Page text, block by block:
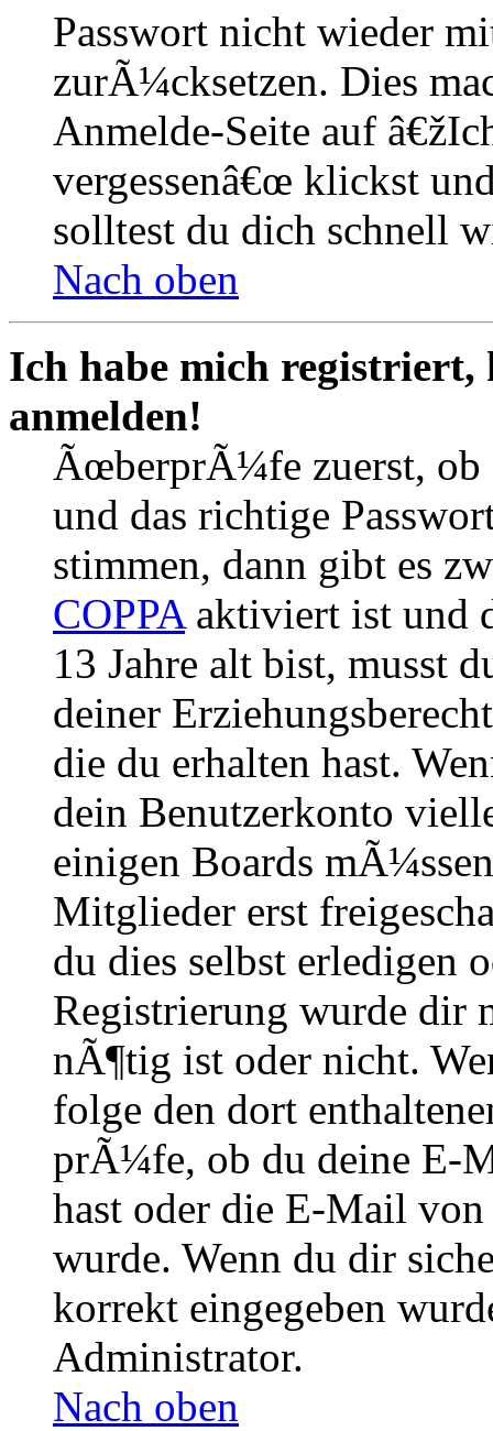
Passwort nicht wieder
zurÃ¼cksetzen. Dies
Anmelde-Seite auf
vergessenâ€œ klickst
solltest du dich schnell
Nach oben
Ich habe mich
anmelden!
ÃœberprÃ¼fe zuerst, ob
und das richtige
stimmen, dann gibt es
COPPAaktiviert ist und
13 Jahre alt bist, musst
deiner
die du erhalten hast.
dein Benutzerkonto
einigen Boards
Mitglieder erst
du dies selbst erledigen
Registrierung wurde dir
nÃ¶tig ist oder nicht.
folge den dort
prÃ¼fe, ob du deine E-
hast oder die E-Mail
wurde. Wenn du dir
korrekt eingegeben
Administrator.
Nach oben